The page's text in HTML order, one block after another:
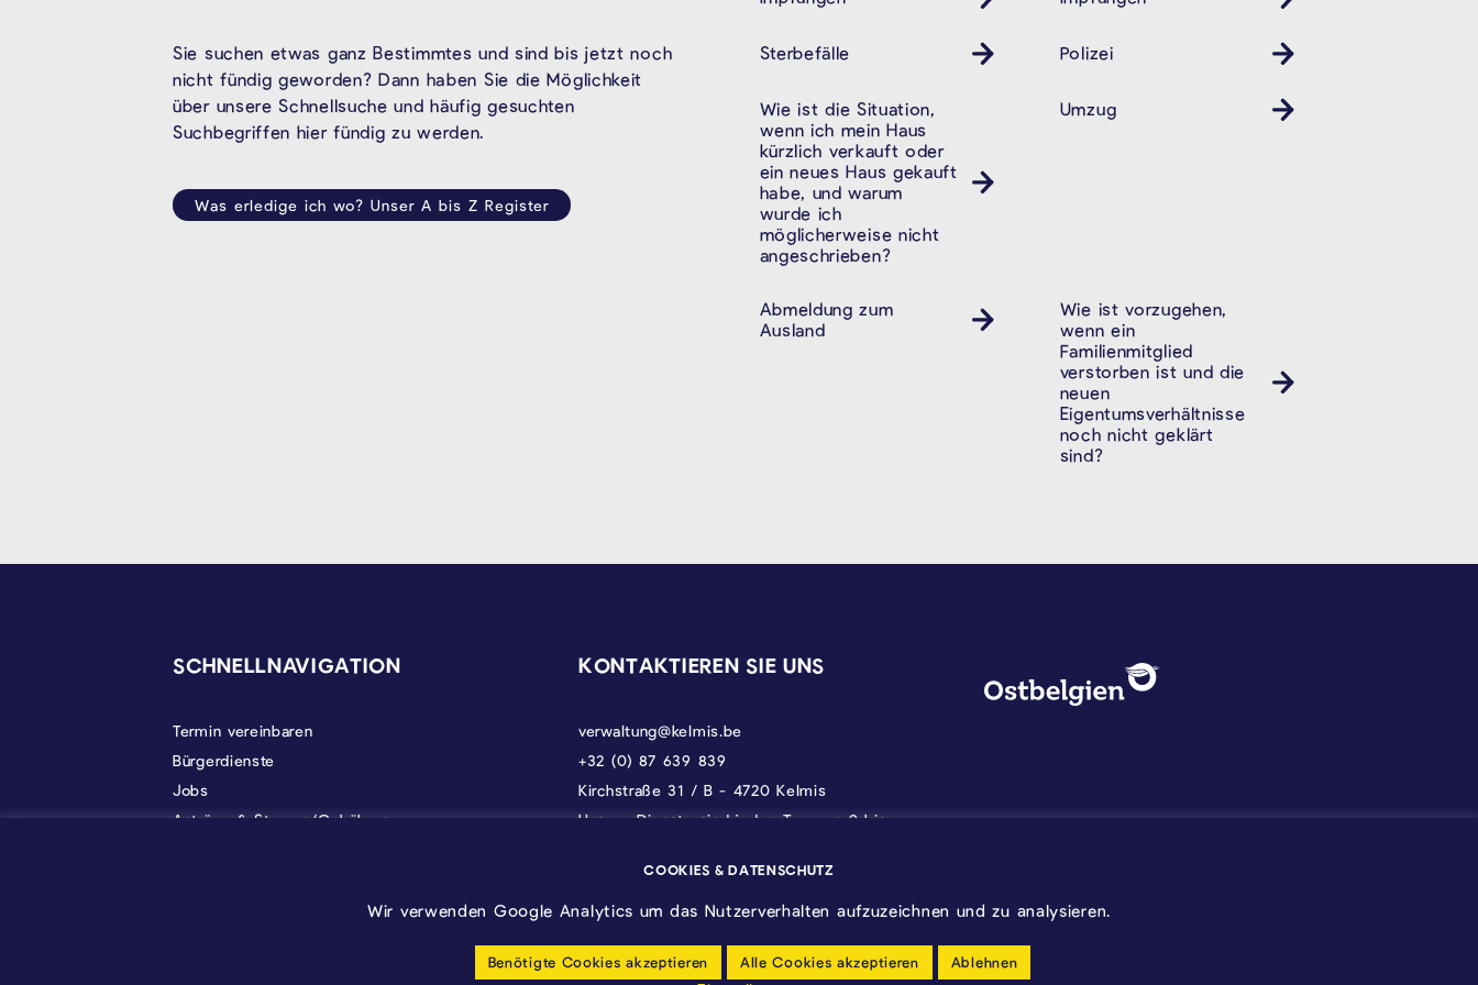
Sie suchen etwas ganz Bestimmtes und sind bis jetzt noch
nicht fündig geworden? Dann haben Sie die Möglichkeit
über unsere Schnellsuche und häufig gesuchten
Suchbegriffen hier fündig zu werden.
Was erledige ich wo? Unser A bis Z Register
Sterbefälle Polizei
Revier
Wie ist die Situation,
wenn ich mein Haus
kürzlich verkauft oder
ein neues Haus gekauft
habe, und warum
wurde ich
möglicherweise nicht
angeschrieben?
Umzug
Abmeldung zum
Ausland
Ausländeramt
Wie ist vorzugehen,
wenn ein
Familienmitglied
verstorben ist und die
neuen
Eigentumsverhältnisse
noch nicht geklärt
sind?
SCHNELLNAVIGATION
Termin vereinbaren
Bürgerdienste
Jobs
Anträge & Steuern/Gebühren
KONTAKTIEREN SIE UNS
verwaltung@kelmis.be
+32 (0) 87 639 839
Kirchstraße 31 / B - 4720 Kelmis
Unsere Dienste sind jeden Tag von 9 bis
DATENSCHUTZ, IMPRESSUM
Wappen - Kelmis| La Calamine
©2026 Gemeinde Kelmis
COOKIES & DATENSCHUTZ
Wir verwenden Google Analytics um das Nutzerverhalten aufzuzeichnen und zu analysieren.
Benötigte Cookies akzeptieren Alle Cookies akzeptieren Ablehnen